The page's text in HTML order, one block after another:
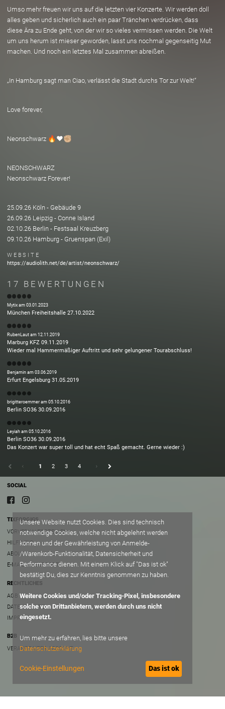
Umso mehr freuen wir uns auf die letzten vier Konzerte. Wir werden doll
alles geben und sicherlich auch ein paar Tränchen verdrücken, dass
diese Ära zu Ende geht, von der wir so vieles vermissen werden. Die Welt
um uns herum ist mieser geworden, lasst uns nochmal gegenseitig Mut
machen. Und noch ein letztes Mal zusammen abreißen.
„In Hamburg sagt man Ciao, verlässt die Stadt durchs Tor zur Welt!“
Love forever,
Neonschwarz 🔥❤️✊🏼
NEONSCHWARZ
Neonschwarz Forever!
25.09.26 Köln - Gebäude 9
26.09.26 Leipzig - Conne Island
02.10.26 Berlin - Festsaal Kreuzberg
09.10.26 Hamburg - Gruenspan (Exil)
WEBSITE
https://audiolith.net/de/artist/neonschwarz/
17 BEWERTUNGEN
Mytix am 03.01.2023
München Freiheitshalle 27.10.2022
RubenLaut am 12.11.2019
Marburg KFZ 09.11.2019
Wieder mal Hammermäßiger Auftritt und sehr gelungener Tourabschluss!
Benjamin am 03.06.2019
Erfurt Engelsburg 31.05.2019
brigitteroemmer am 05.10.2016
Berlin SO36 30.09.2016
Leyiah am 05.10.2016
Berlin SO36 30.09.2016
Das Konzert war super toll und hat echt Spaß gemacht. Gerne wieder :)
1 2 3 4
SOCIAL
TIXFORGIGS
VORVERKAUFSSTELLEN
HILFE/FAQ
ABOUT
E-MAIL AN SUPPORT
RECHTLICHES
AGB
DATENSCHUTZ
IMPRESSUM
B2B
VERANSTALTER ACCOUNT
Unsere Website nutzt Cookies. Dies sind technisch
notwendige Cookies, welche nicht abgelehnt werden
können und der Gewährleistung von Anmelde-
/Warenkorb-Funktionalität, Datensicherheit und
Performance dienen. Mit einem Klick auf "Das ist ok"
bestätigt Du, dies zur Kenntnis genommen zu haben.
Weitere Cookies und/oder Tracking-Pixel, insbesondere
solche von Drittanbietern, werden durch uns nicht
eingesetzt.
Um mehr zu erfahren, lies bitte unsere
Datenschutzerklärung
Cookie-Einstellungen Das ist ok